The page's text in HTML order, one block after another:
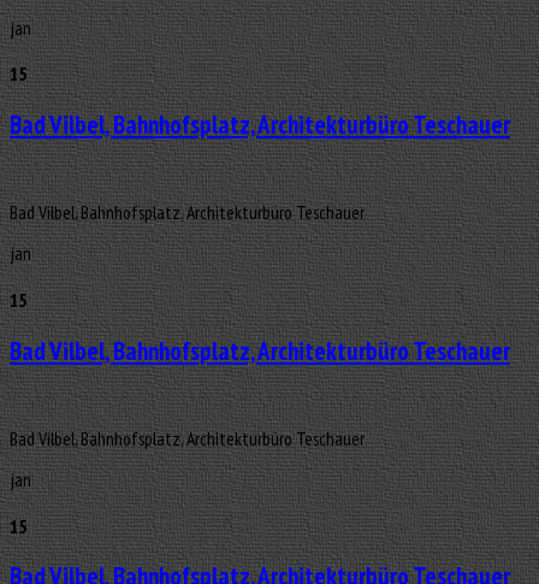
jan
15
Bad Vilbel, Bahnhofsplatz, Architekturbüro Teschauer
Bad Vilbel, Bahnhofsplatz, Architekturbüro Teschauer
jan
15
Bad Vilbel, Bahnhofsplatz, Architekturbüro Teschauer
Bad Vilbel, Bahnhofsplatz, Architekturbüro Teschauer
jan
15
Bad Vilbel, Bahnhofsplatz, Architekturbüro Teschauer